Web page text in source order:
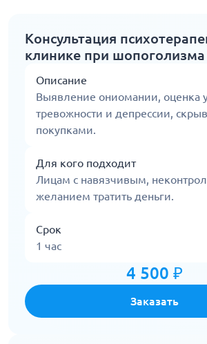
Консультация
клинике при шопоголизма
Описание
Выявление ониомании, оценка
тревожности и депрессии,
покупками.
Для кого подходит
Лицам с навязчивым,
желанием тратить деньги.
Срок
1 час
4 500 ₽
Заказать